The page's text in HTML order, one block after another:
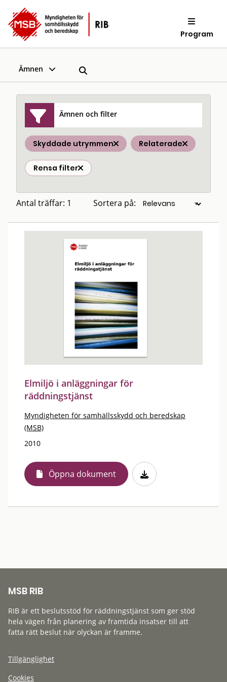
Program
Ämnen
Ämnen och filter
Skyddade utrymmen Relaterade
Rensa filter
Antal träffar: 1 Sortera på:
Elmiljö i anläggningar för
räddningstjänst
Myndigheten för samhällsskydd och beredskap
(MSB)
2010
Öppna dokument
MSB RIB
RIB är ett beslutsstöd för räddningstjänst som ger stöd
hela vägen från planering av framtida insatser till att
fatta rätt beslut när olyckan är framme.
Tillgänglighet
Cookies